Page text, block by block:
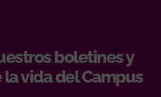
boletines y
vida del Campus